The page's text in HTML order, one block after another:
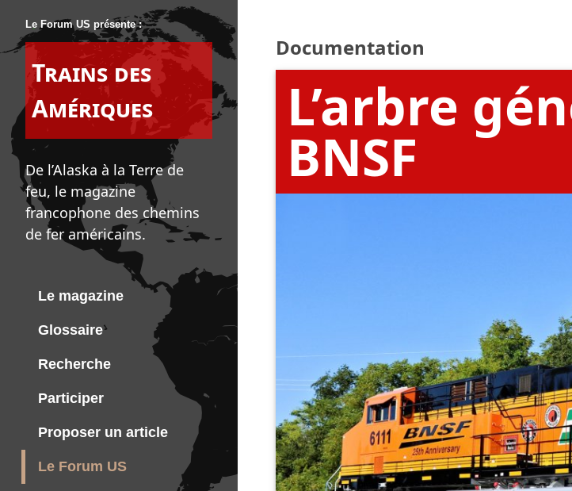
Le Forum US présente :
Trains des
Amériques
De l’Alaska à la Terre de
feu, le magazine
francophone des chemins
de fer américains.
Le magazine
Glossaire
Recherche
Participer
Proposer un article
Le Forum US
Documentation
L’arbre
BNSF